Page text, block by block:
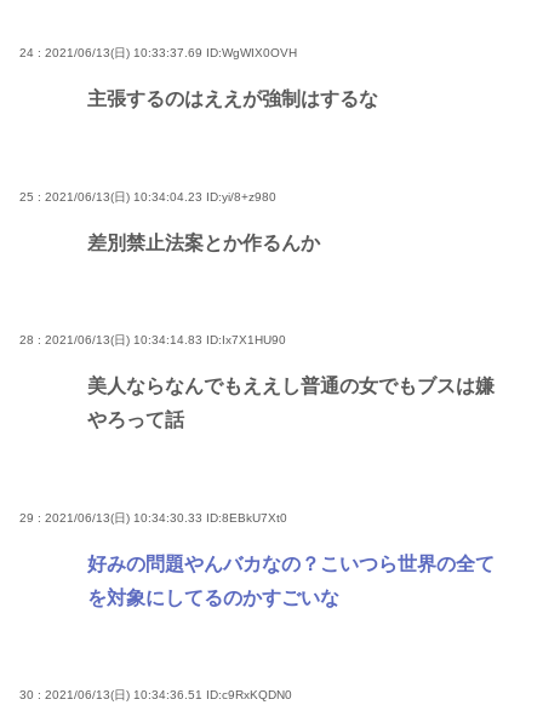
24 : 2021/06/13(日) 10:33:37.69 ID:WgWIX0OVH
主張するのはええが強制はするな
25 : 2021/06/13(日) 10:34:04.23 ID:yi/8+z980
差別禁止法案とか作るんか
28 : 2021/06/13(日) 10:34:14.83 ID:Ix7X1HU90
美人ならなんでもええし普通の女でもブスは嫌
やろって話
29 : 2021/06/13(日) 10:34:30.33 ID:8EBkU7Xt0
好みの問題やんバカなの？こいつら世界の全て
を対象にしてるのかすごいな
30 : 2021/06/13(日) 10:34:36.51 ID:c9RxKQDN0